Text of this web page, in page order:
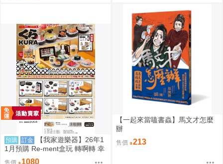
預購 訂金
【我家遊樂器】26年1
1月預購 Re-ment盒玩 轉啊轉 幸
福一盤 藏壽司
售價 1080
【一起來當嗑書蟲】馬文才怎麼
辦
售價 213